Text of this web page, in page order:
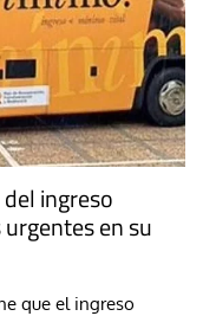
ingreso
en su
que el ingreso